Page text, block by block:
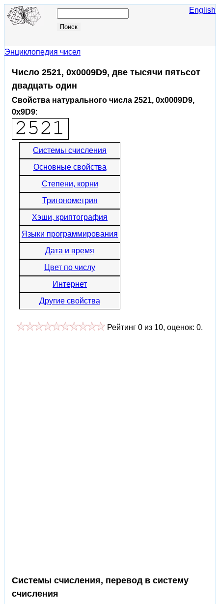
English
Энциклопедия чисел
Число 2521, 0x0009D9, две тысячи пятьсот
двадцать один
Свойства натурального числа 2521, 0x0009D9,
0x9D9:
Системы счисления
Основные свойства
Степени, корни
Тригонометрия
Хэши, криптография
Языки программирования
Дата и время
Цвет по числу
Интернет
Другие свойства
Рейтинг 0 из 10, оценок: 0.
Системы счисления, перевод в систему
счисления